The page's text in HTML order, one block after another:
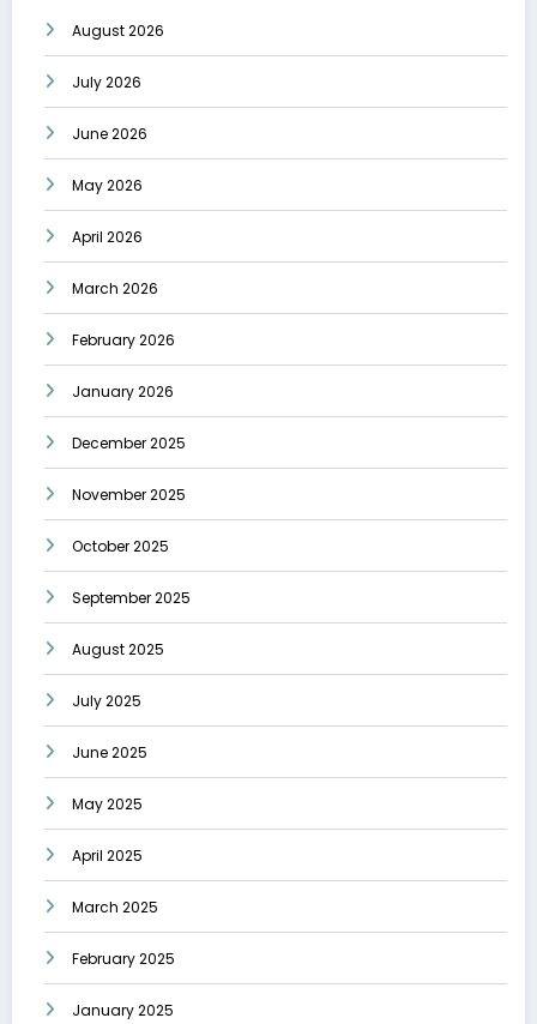
August 2026
July 2026
June 2026
May 2026
April 2026
March 2026
February 2026
January 2026
December 2025
November 2025
October 2025
September 2025
August 2025
July 2025
June 2025
May 2025
April 2025
March 2025
February 2025
January 2025